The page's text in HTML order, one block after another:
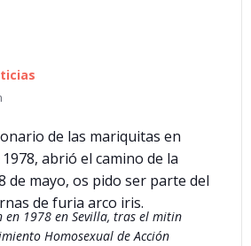
de las mariquitas en
abrió el camino de la
de mayo, os pido ser parte del
de furia arco iris.
en 1978 en Sevilla, tras el mitin
Homosexual de Acción